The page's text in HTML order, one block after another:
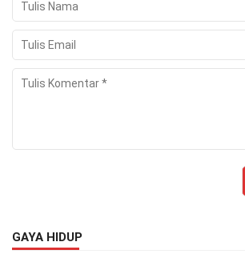
GAYA HIDUP